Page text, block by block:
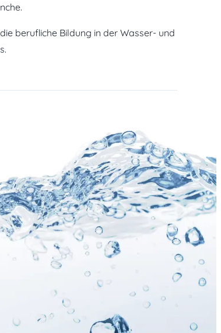
berufliche Bildung in der Wasser- und